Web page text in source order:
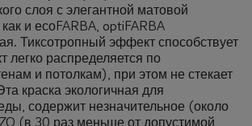
слоя с элегантной матовой
и есоFARBA, optiFARBA
Тиксотропный эффект способствует
легко распределяется по
и потолкам), при этом не стекает
краска экологичная для
содержит незначительное (около
(в 30 раз меньше от допустимой